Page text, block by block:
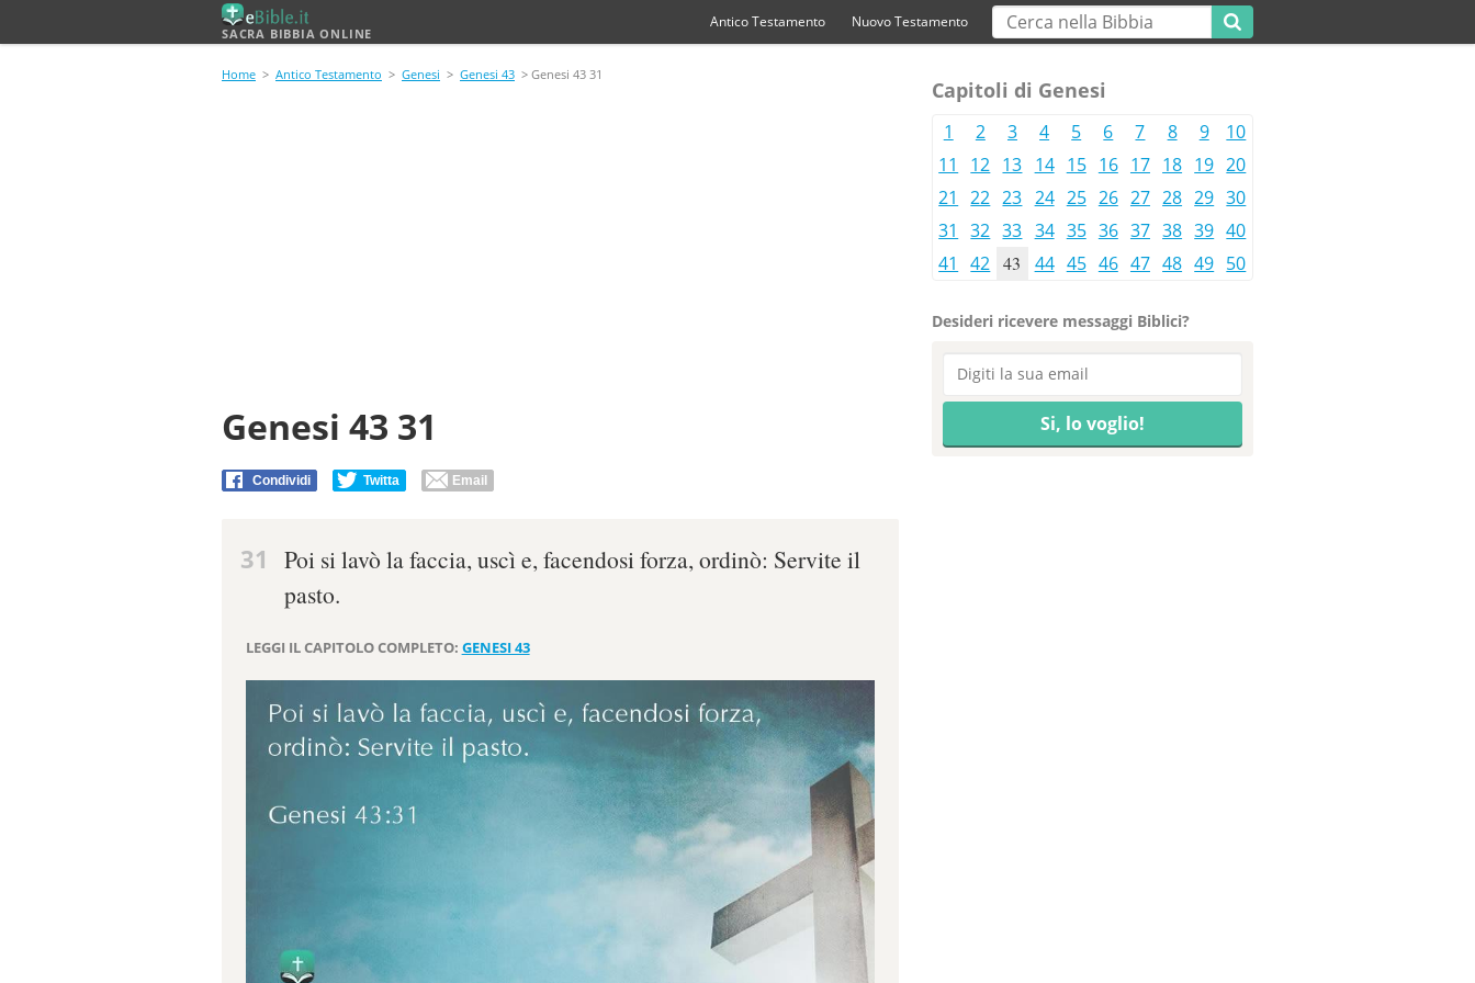
SACRA BIBBIA ONLINE
Antico Testamento Nuovo Testamento
Home > Antico Testamento > Genesi > Genesi 43 > Genesi 43 31
Genesi 43 31
Condividi Twitta Email
31
Poi si lavò la faccia, uscì e, facendosi forza, ordinò: Servite il
pasto.
LEGGI IL CAPITOLO COMPLETO: GENESI 43
Capitoli di Genesi
1 2 3 4 5 6 7 8 9
10
11
12 13 14 15 16 17 18 19 20
21
22 23 24 25 26 27 28 29 30
31
32 33 34 35 36 37 38 39 40
41
42 43 44 45 46 47 48 49 50
Desideri ricevere messaggi Biblici?